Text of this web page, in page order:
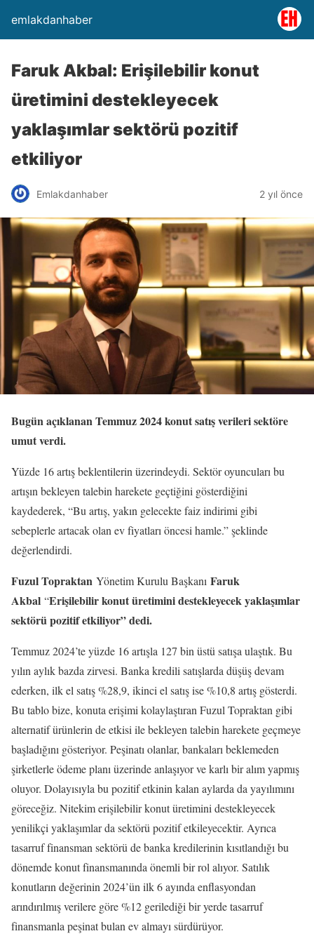
emlakdanhaber
Faruk Akbal: Erişilebilir konut
üretimini destekleyecek
yaklaşımlar sektörü pozitif
etkiliyor
Emlakdanhaber 2 yıl önce
Bugün açıklanan Temmuz 2024 konut satış verileri sektöre
umut verdi.
Yüzde 16 artış beklentilerin üzerindeydi. Sektör oyuncuları bu
artışın bekleyen talebin harekete geçtiğini gösterdiğini
kaydederek, “Bu artış, yakın gelecekte faiz indirimi gibi
sebeplerle artacak olan ev fiyatları öncesi hamle.” şeklinde
değerlendirdi.
Fuzul Topraktan Yönetim Kurulu Başkanı Faruk
Akbal “Erişilebilir konut üretimini destekleyecek yaklaşımlar
sektörü pozitif etkiliyor” dedi.
Temmuz 2024’te yüzde 16 artışla 127 bin üstü satışa ulaştık. Bu
yılın aylık bazda zirvesi. Banka kredili satışlarda düşüş devam
ederken, ilk el satış %28,9, ikinci el satış ise %10,8 artış gösterdi.
Bu tablo bize, konuta erişimi kolaylaştıran Fuzul Topraktan gibi
alternatif ürünlerin de etkisi ile bekleyen talebin harekete geçmeye
başladığını gösteriyor. Peşinatı olanlar, bankaları beklemeden
şirketlerle ödeme planı üzerinde anlaşıyor ve karlı bir alım yapmış
oluyor. Dolayısıyla bu pozitif etkinin kalan aylarda da yayılımını
göreceğiz. Nitekim erişilebilir konut üretimini destekleyecek
yenilikçi yaklaşımlar da sektörü pozitif etkileyecektir. Ayrıca
tasarruf finansman sektörü de banka kredilerinin kısıtlandığı bu
dönemde konut finansmanında önemli bir rol alıyor. Satılık
konutların değerinin 2024’ün ilk 6 ayında enflasyondan
arındırılmış verilere göre %12 gerilediği bir yerde tasarruf
finansmanla peşinat bulan ev almayı sürdürüyor.